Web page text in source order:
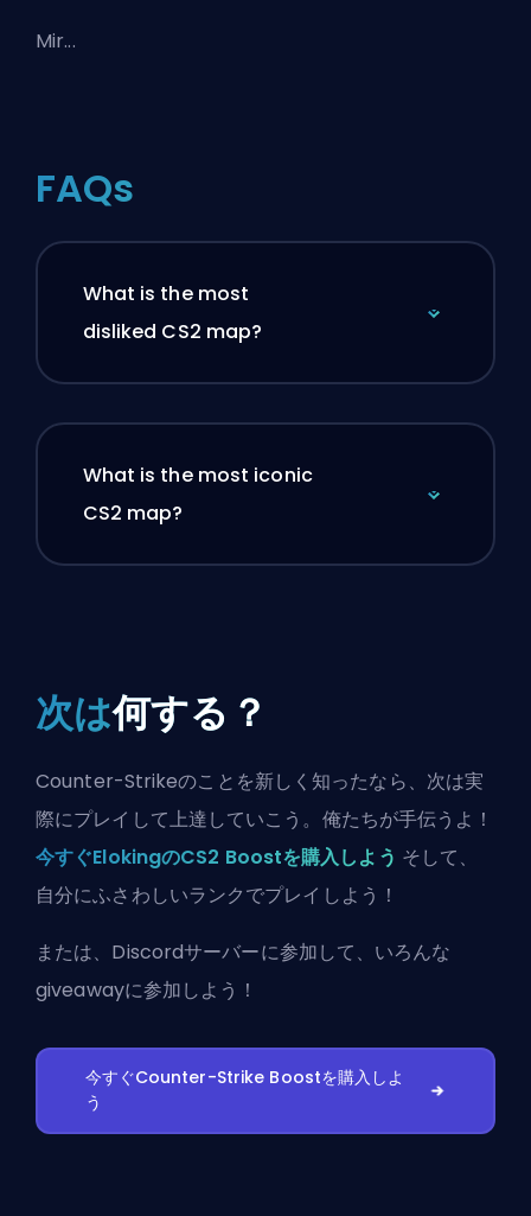
Mir...
FAQs
What is the most
disliked CS2 map?
What is the most iconic
CS2 map?
次は何する？
Counter-Strikeのことを新しく知ったなら、次は実
際にプレイして上達していこう。俺たちが手伝うよ！
今すぐElokingのCS2 Boostを購入しよう そして、
自分にふさわしいランクでプレイしよう！
または、 Discordサーバーに参加して、いろんな
giveawayに参加しよう！
今すぐCounter-Strike Boostを購入しよ
う